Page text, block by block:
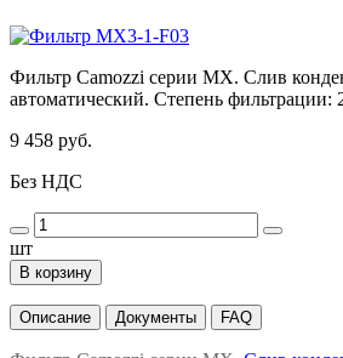
Фильтр Camozzi серии MX. Слив
автоматический. Степень фильтрации:
9 458 руб.
Без НДС
шт
В корзину
Описание Документы FAQ